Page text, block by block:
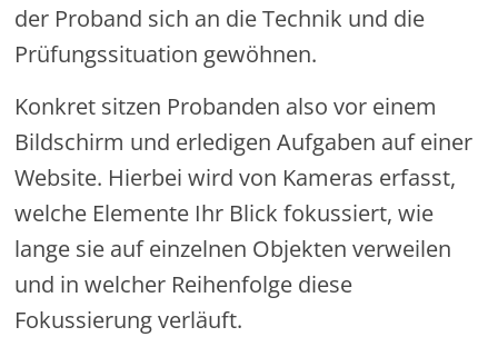
der Proband sich an die Technik und die
Prüfungssituation gewöhnen.
Konkret sitzen Probanden also vor einem
Bildschirm und erledigen Aufgaben auf einer
Website. Hierbei wird von Kameras erfasst,
welche Elemente Ihr Blick fokussiert, wie
lange sie auf einzelnen Objekten verweilen
und in welcher Reihenfolge diese
Fokussierung verläuft.